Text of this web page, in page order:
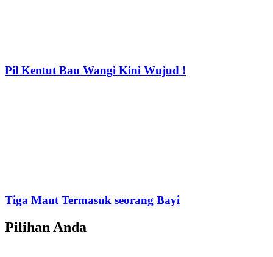
Pil Kentut Bau Wangi Kini Wujud !
Tiga Maut Termasuk seorang Bayi
Pilihan Anda